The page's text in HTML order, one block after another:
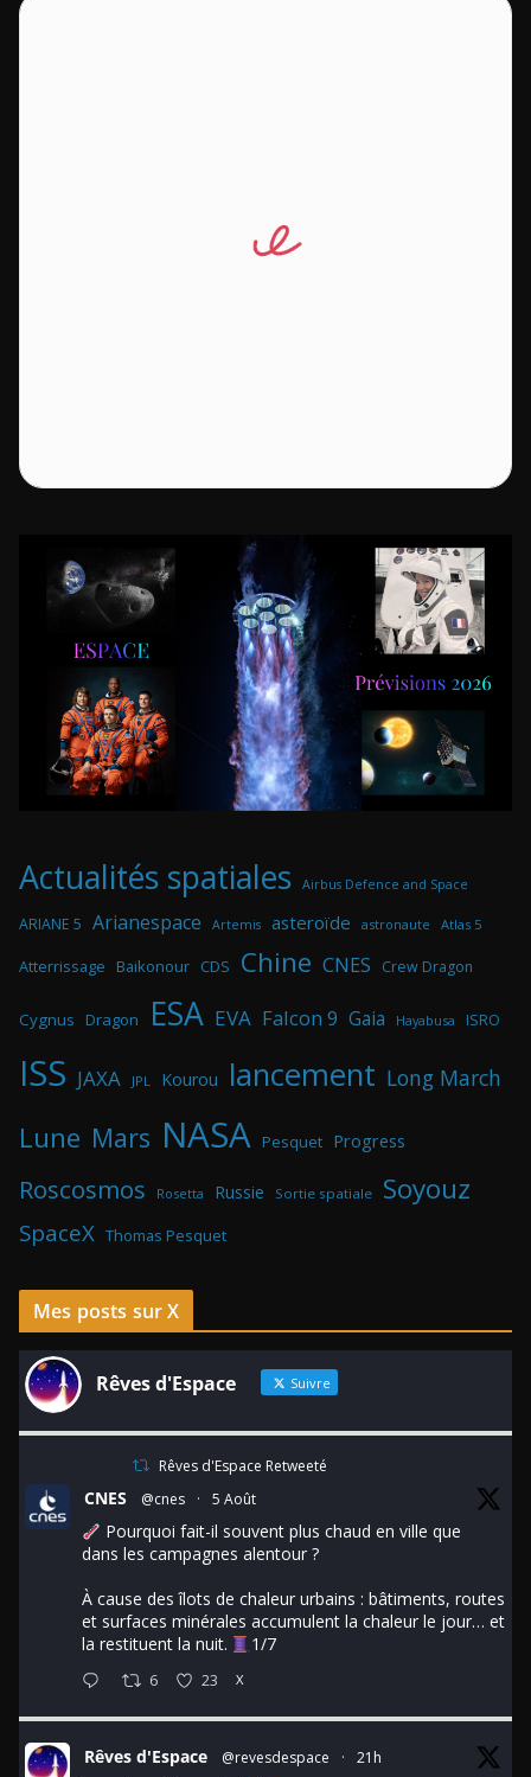
Actualités spatiales Airbus Defence and Space
ARIANE 5 Arianespace Artemis asteroïde astronaute Atlas 5
Atterrissage Baikonour CDS Chine CNES Crew Dragon
Cygnus Dragon ESA EVA Falcon 9 Gaia Hayabusa ISRO
ISS JAXA JPL Kourou lancement Long March
Lune Mars NASA Pesquet Progress
Roscosmos Rosetta Russie Sortie spatiale Soyouz
SpaceX Thomas Pesquet
Mes posts sur X
Rêves d'Espace Suivre
Rêves d'Espace Retweeté
CNES @cnes · 5 Août
Pourquoi fait-il souvent plus chaud en ville que
dans les campagnes alentour ?
À cause des îlots de chaleur urbains : bâtiments, routes
et surfaces minérales accumulent la chaleur le jour… et
la restituent la nuit.
1/7
6 23 X
Rêves d'Espace @revesdespace · 21h